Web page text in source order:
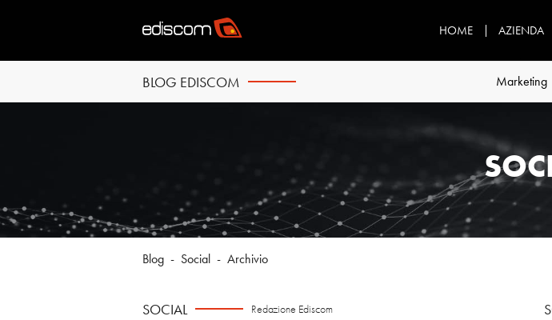
HOME AZIENDA
BLOG EDISCOM Marketing
Blog - Social - Archivio
SOCIAL Redazione Ediscom